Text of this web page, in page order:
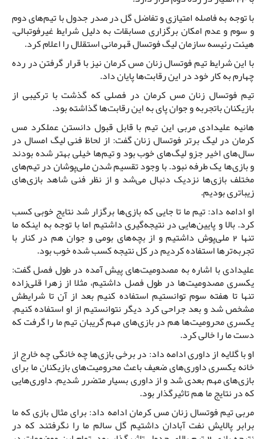
با توجه به فاصله امتیازی و تفاضل گل در صدر جدول با تیم‌های دوم
و سوم و عدم امکان برگزاری مسابقات به دلیل شرایط غیرفوتبالی،
هیئت رئیسه سازمان لیگ فوتسال قهرمانی استقلال را اعلام کرد.
با این شرایط تیم فوتسال زنان مس کرمان نیز با قرار گرفتن در رده
چهارم به کار خود در این رقابت‌ها پایان داد.
تیم فوتسال زنان مس کرمان در فصلی که گذشت با ترکیبی از
بازیکنان باتجربه و جوان پای به این رقابت‌ها گذاشته بود.
هانیه علیدادی مربی این تیم با قابل قبول دانستن عملکرد مس
کرمان در لیگ برتر فوتسال زنان گفت: از لحاظ فنی لیگ امسال در
سال‌های اخیر جزو لیگ‌های خوب بود و تیم‌ها خیلی بهتر شده بودند
و بازی‌ها یک طرفه نبود. با وجود تقسیم شدن ملی‌پوشان در تیم‌های
مختلف بازی‌ها نزدیک دنبال می‌شد و از نظر فنی شاهد بازی‌های
زیباتری بودیم.
او ادامه داد: تیم ما تا جایی که بازی‌ها برگزار شد نتایج خوبی کسب
کرد. بالا و پایین‌هایی در نتیجه‌گیری داشتیم اما با توجه به اینکه ما
تنها 2 ملی‌پوش داشتیم و از بچه‌های بومی و جوان هم در کنار با
تجربه‌ترها استفاده کردیم در کل نتیجه کسب شده خوب بود.
علیدادی با اشاره به مصدومیت‌های پیش آمده در طول فصل گفت:
یکسری مصدومیت‌ها در طول فصل داشتیم، مثلا از زهرا قلی‌زاده
تنها تا هفته سوم توانستیم استفاده کنیم بعد از آن تا شرایطش
مشخص شد و بعد جراحی کرد دیگر نتوانستیم از او استفاده کنیم.
یکسری محرومیت‌ها هم در بازی‌های مهم گریبان تیم ما را گرفت که
دست ما را خالی کرد.
او با گلایه از داوری ادامه داد: در برخی بازی‌ها چه خانگی چه خارج از
خانه یکسری داوری‌های ضعیف باعث محرومیت‌های بازیکنان ما برای
بازی‌های مهم بعدی شد و از داوری بسیار متضرر شدیم. داوری‌هایی
که در نتایج ما هم تاثیرگذار بود.
مربی تیم فوتسال زنان مس کرمان ادامه داد: برای مثال بازی که ما
برابر پالایش نفت آبادان داشتیم گل سالم ما را نگرفتند که در